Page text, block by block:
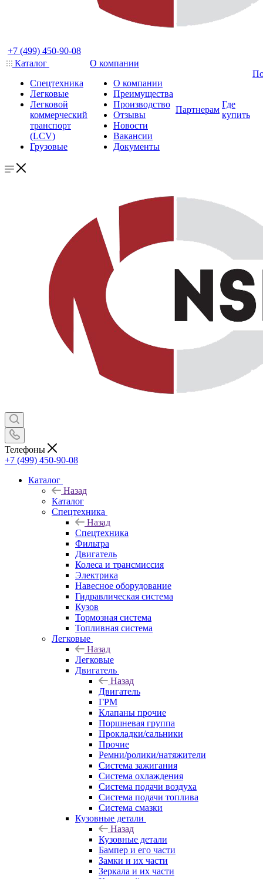
+7 (499) 450-90-08
Каталог
Спецтехника
Легковые
Легковой
коммерческий
транспорт
(LCV)
Грузовые
О компании
О компании
Преимущества
Производство
Отзывы
Новости
Вакансии
Документы
Партнерам
Где
купить
Телефоны
+7 (499) 450-90-08
Каталог
Назад
Каталог
Спецтехника
Назад
Спецтехника
Фильтра
Двигатель
Колеса и трансмиссия
Электрика
Навесное оборудование
Гидравлическая система
Кузов
Тормозная система
Топливная система
Легковые
Назад
Легковые
Двигатель
Назад
Двигатель
ГРМ
Клапаны прочие
Поршневая группа
Прокладки/сальники
Прочие
Ремни/ролики/натяжители
Система зажигания
Система охлаждения
Система подачи воздуха
Система подачи топлива
Система смазки
Кузовные детали
Назад
Кузовные детали
Бампер и его части
Замки и их части
Зеркала и их части